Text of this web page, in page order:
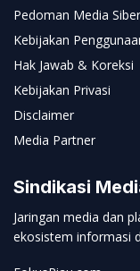
Pedoman Media Siber
Kebijakan
Hak Jawab & Koreksi
Kebijakan Privasi
Disclaimer
Media Partner
Sindikasi
Jaringan media dan
ekosistem informasi